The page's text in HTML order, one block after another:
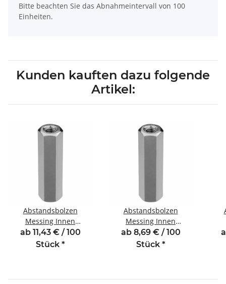
Bitte beachten Sie das Abnahmeintervall von 100
Einheiten.
Kunden kauften dazu folgende
Artikel:
Abstandsbolzen
Messing Innen
/Innengewinde 5 mm
M2 SW4
ab 11,43 € / 100
Stück *
Abstandsbolzen
Messing Innen
/Innengewinde 5 mm
M3 SW5
ab 8,69 € / 100
Stück *
/